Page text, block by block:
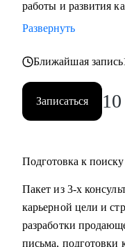
время на ее поиск,
на новый уровень
Вашей карьерной цели.
• Провести аудит и
в Вас увидели
кандидата.
барьеры на пути к
преимущество перед
• Решить любую
грейда, перерывы в
работы и развития
Развернуть
Ближайшая запись
Записаться
Подготовка к
Пакет из 3-х
карьерной цели и
разработки
письма, подготовки